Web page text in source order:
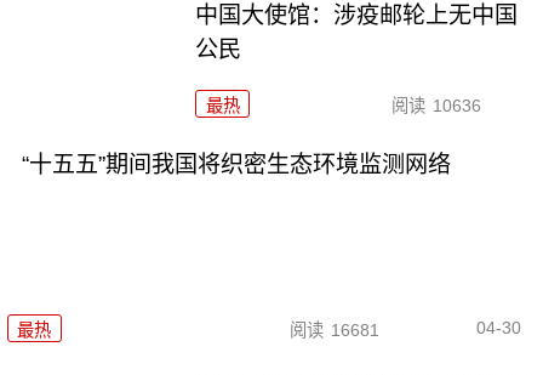
中国大使馆：涉疫邮轮上无中国
公民
最热 阅读 10636
“十五五”期间我国将织密生态环境监测网络
最热 阅读 16681 04-30